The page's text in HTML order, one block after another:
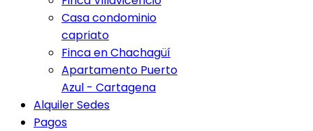
Casa condominio
capriato
Finca en Chachagüí
Apartamento Puerto
Azul - Cartagena
Alquiler Sedes
Pagos